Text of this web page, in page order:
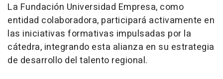
La Fundación Universidad Empresa, como
entidad colaboradora, participará activamente en
las iniciativas formativas impulsadas por la
cátedra, integrando esta alianza en su estrategia
de desarrollo del talento regional.